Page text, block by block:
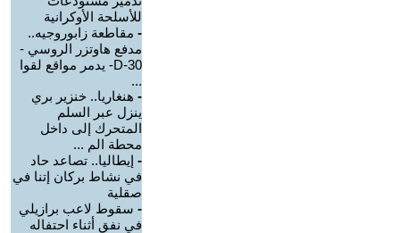
للأسلحة الأوكرانية
- مقاطعة زابوروجيه..
مدفع هاوتزر الروسي -
D-30- يدمر مواقع لقوا
...
- هنغاريا.. خنزير بري
ينزل عبر السلم
المتحرك إلى داخل
محطة الم ...
- إيطاليا.. تصاعد حاد
في نشاط بركان إتنا في
صقلية
- سقوط لاعب برازيلي
في نفق أثناء احتفاله